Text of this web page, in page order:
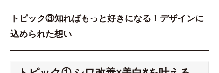
トピック③知ればもっと好きになる！デザインに
込められた想い